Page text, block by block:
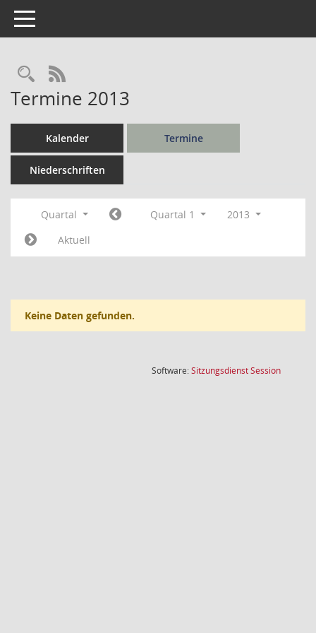
Toggle navigation
Rechercheauswahl
RSS-Feed
Termine 2013
Kalender Termine
Niederschriften
Quartal Quartal 1
2013
Aktuell
Keine Daten gefunden.
Software:SitzungsdienstSession(Wird in